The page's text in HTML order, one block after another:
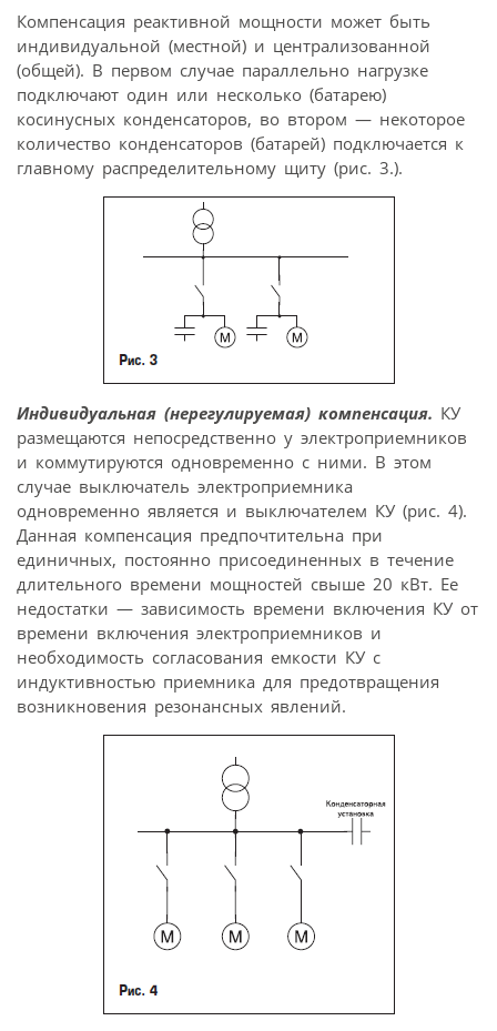
Компенсация реактивной мощности может быть
индивидуальной (местной) и централизованной
(общей). В первом случае параллельно нагрузке
подключают один или несколько (батарею)
косинусных конденсаторов, во втором — некоторое
количество конденсаторов (батарей) подключается к
главному распределительному щиту (рис. 3.).
Индивидуальная (нерегулируемая) компенсация. КУ
размещаются непосредственно у электроприемников
и коммутируются одновременно с ними. В этом
случае выключатель электроприемника
одновременно является и выключателем КУ (рис. 4).
Данная компенсация предпочтительна при
единичных, постоянно присоединенных в течение
длительного времени мощностей свыше 20 кВт. Ее
недостатки — зависимость времени включения КУ от
времени включения электроприемников и
необходимость согласования емкости КУ с
индуктивностью приемника для предотвращения
возникновения резонансных явлений.